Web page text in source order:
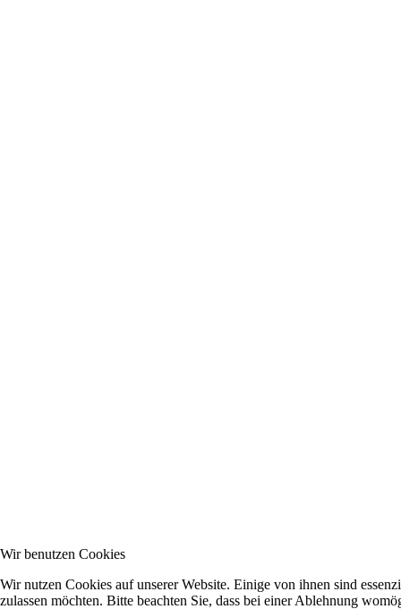
Wir benutzen Cookies
Wir nutzen Cookies auf unserer Website. Einige von ihnen sind
zulassen möchten. Bitte beachten Sie, dass bei einer Ablehnung